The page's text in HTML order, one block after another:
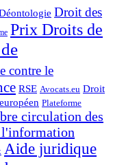
Droit des
Prix Droits de
contre le
RSE Avocats.eu Droit
Plateforme
circulation des
l'information
Aide juridique